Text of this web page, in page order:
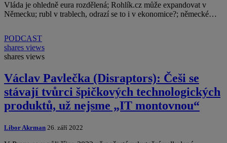
Vláda je ohledně eura rozdělená; Rohlík.cz může expandovat v
Německu; rubl v trablech, odrazí se to i v ekonomice?; německé…
PODCAST
shares views
shares views
Václav Pavlečka (Disraptors): Češi se
stávají tvůrci špičkových technologických
produktů, už nejsme „IT montovnou“
Libor Akrman 26. září 2022